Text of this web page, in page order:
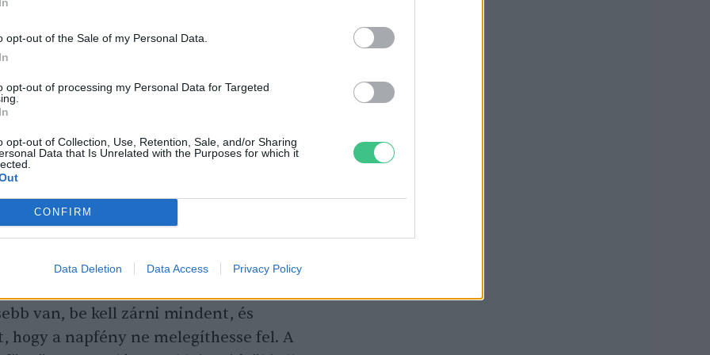
opt-out of the Sale of my Personal Data.
opt-out of processing my Personal Data for Targeted
opt-out of Collection, Use, Retention, Sale, and/or Sharing
Data that Is Unrelated with the Purposes for which it
CONFIRM
Data Deletion Data Access Privacy Policy
elleni lépések fokozásával tudunk
száma emelkedjen, de azzal is
megpróbáljuk minél jobban
cikkben írtunk róla, a városi
és szivacsváros-megoldások
a hőmérsékletet.
létezik, amivel valamivel élhetőbbé
az éjszakákon is érdemes alaposan
marad a hőmérséklet. Aztán
van, be kell zárni mindent, és
hogy a napfény ne melegíthesse fel. A